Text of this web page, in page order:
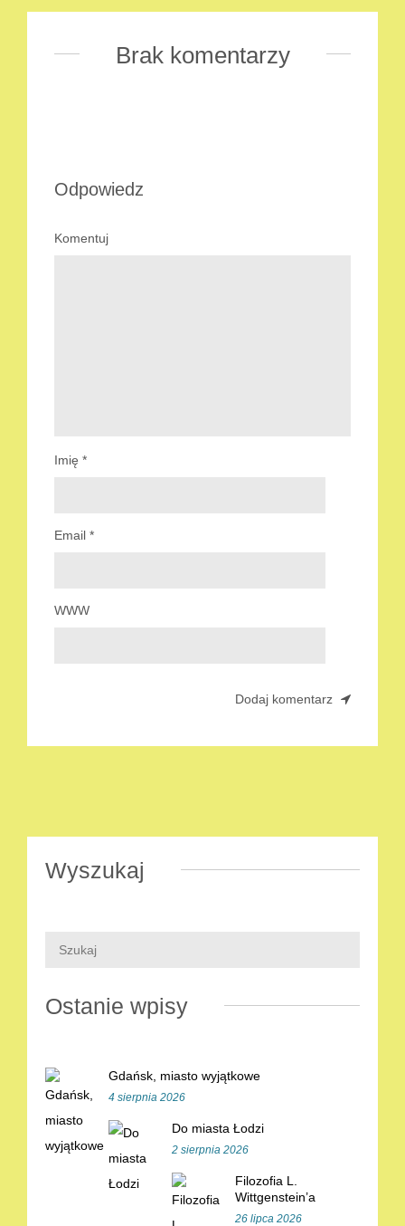
Brak komentarzy
Odpowiedz
Komentuj
Imię *
Email *
WWW
Wyszukaj
Ostanie wpisy
Gdańsk, miasto wyjątkowe
4 sierpnia 2026
Do miasta Łodzi
2 sierpnia 2026
Filozofia L.
Wittgenstein’a
26 lipca 2026